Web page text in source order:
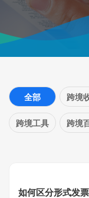
全部 跨境
跨境工具 跨境
如何区分形式发